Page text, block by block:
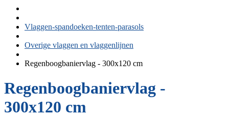
Vlaggen-spandoeken-tenten-parasols
Overige vlaggen en vlaggenlijnen
Regenboogbaniervlag - 300x120 cm
Regenboogbaniervlag -
300x120 cm